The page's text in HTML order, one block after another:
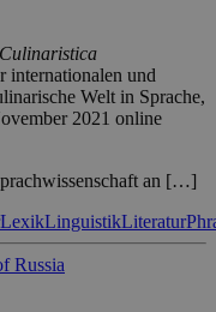
internationalen und
Welt in Sprache,
2021 online
an […]
LexikLinguistikLiteratur